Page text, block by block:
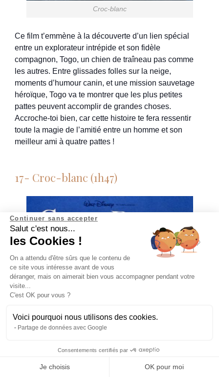
Croc-blanc
Ce film t’emmène à la découverte d’un lien spécial
entre un explorateur intrépide et son fidèle
compagnon, Togo, un chien de traîneau pas comme
les autres. Entre glissades folles sur la neige,
moments d’humour canin, et une mission sauvetage
héroïque, Togo va te montrer que les plus petites
pattes peuvent accomplir de grandes choses.
Accroche-toi bien, car cette histoire te fera ressentir
toute la magie de l’amitié entre un homme et son
meilleur ami à quatre pattes !
17- Croc-blanc (1h47)
Continuer sans accepter
Salut c'est nous...
les Cookies !
On a attendu d'être sûrs que le contenu de
ce site vous intéresse avant de vous
déranger, mais on aimerait bien vous accompagner pendant votre
visite...
C'est OK pour vous ?
Voici pourquoi nous utilisons des cookies.
Partage de données avec Google
Consentements certifiés par
Je choisis OK pour moi